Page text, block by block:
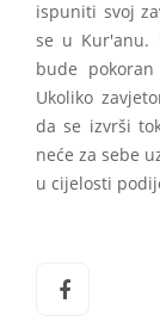
ispuniti svoj
se u Kur'anu.
bude
Ukoliko
da se izvrši
neće za sebe
u cijelosti